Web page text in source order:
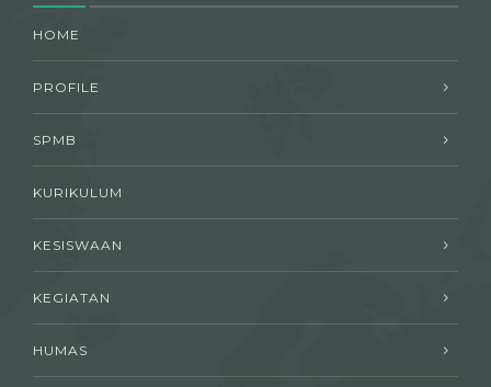
HOME
PROFILE
SPMB
KURIKULUM
KESISWAAN
KEGIATAN
HUMAS